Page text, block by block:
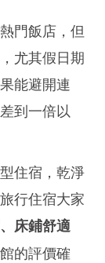
門飯店，但
尤其假日期
能避開連
到一倍以
住宿，乾淨
行住宿大家
床鋪舒適
的評價確